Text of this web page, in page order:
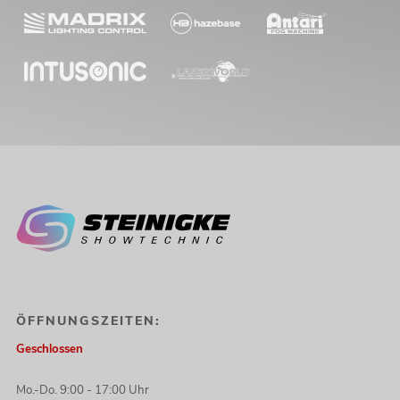
ÖFFNUNGSZEITEN:
Geschlossen
Mo.-Do. 9:00 - 17:00 Uhr